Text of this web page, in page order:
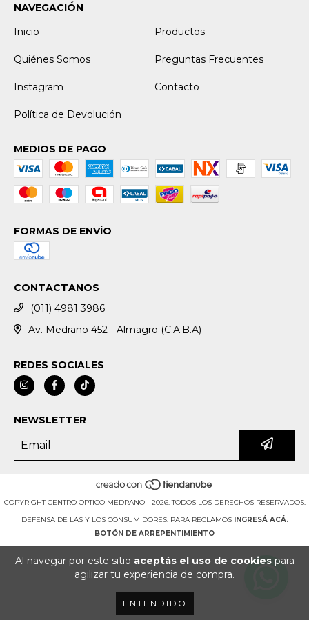
Al navegar por este sitio aceptás el uso de cookiespara
agilizar tu experiencia de compra.
ENTENDIDO
NAVEGACIÓN
Inicio
Productos
Quiénes Somos Preguntas Frecuentes
Instagram Contacto
Política de Devolución
MEDIOS DE PAGO
FORMAS DE ENVÍO
CONTACTANOS
(011) 4981 3986
Av. Medrano 452 - Almagro (C.A.B.A)
REDES SOCIALES
NEWSLETTER
COPYRIGHT CENTRO OPTICO MEDRANO - 2026. TODOS LOS DERECHOS RESERVADOS.
DEFENSA DE LAS Y LOS CONSUMIDORES. PARA RECLAMOS INGRESÁ ACÁ.
BOTÓN DE ARREPENTIMIENTO